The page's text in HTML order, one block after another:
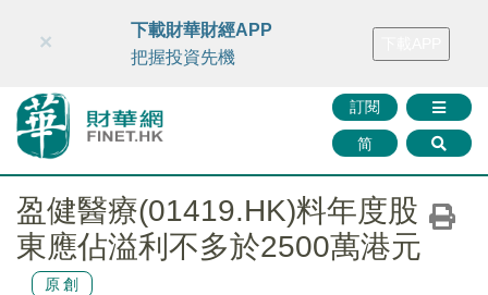
財華智庫網 FINTV FINMETA 財華證券 媒體矩陣
訂閱
简
×
下載財華財經APP
把握投資先機
盈健醫療(01419.HK)料年度股
東應佔溢利不多於2500萬港元
原創